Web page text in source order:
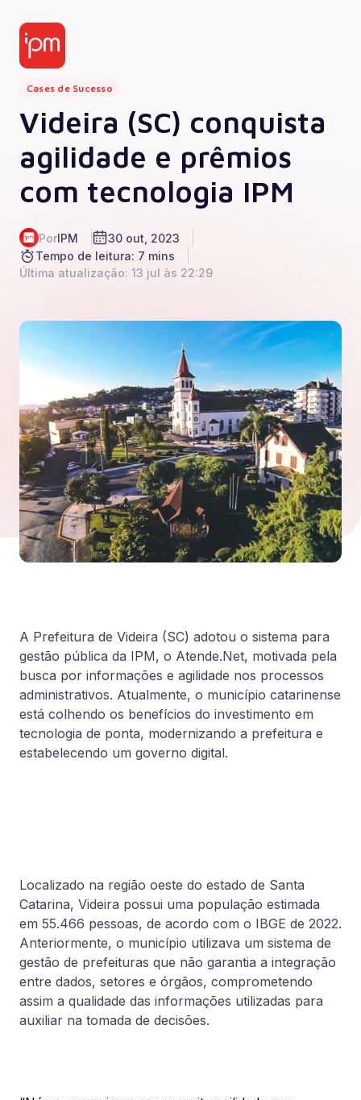
Cases de Sucesso
Videira (SC) conquista
agilidade e prêmios
com tecnologia IPM
PorIPM
30 out, 2023
Tempo de leitura: 7 mins
Última atualização: 13 jul às 22:29
A Prefeitura de Videira (SC) adotou o sistema para
gestão pública da IPM, o Atende.Net, motivada pela
busca por informações e agilidade nos processos
administrativos. Atualmente, o município catarinense
está colhendo os benefícios do investimento
tecnologia de ponta, modernizando a prefeitura e
estabelecendo um governo digital.
Localizado na região oeste do estado de Santa
Catarina, Videira possui uma população estimada
em 55.466 pessoas, de acordo com o IBGE de 2022.
Anteriormente, o município utilizava um sistema de
gestão de prefeituras que não garantia a integração
entre dados, setores e órgãos, comprometendo
assim a qualidade das informações utilizadas para
auxiliar na tomada de decisões.